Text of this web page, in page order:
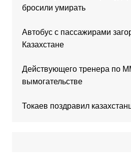
бросили умирать
Автобус с пассажирами
Казахстане
Действующего тренера по
вымогательстве
Токаев поздравил